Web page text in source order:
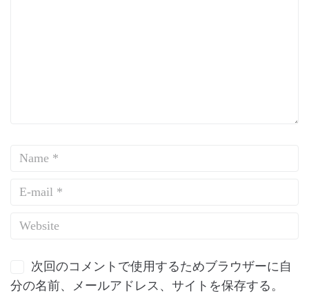
次回のコメントで使用するためブラウザーに自
分の名前、メールアドレス、サイトを保存する。